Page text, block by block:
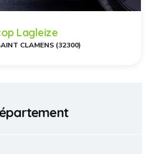
Lagleize
CLAMENS (32300)